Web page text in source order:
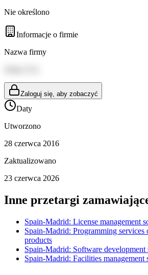
Nie określono
Informacje o firmie
Nazwa firmy
Zaloguj się, aby zobaczyć
Daty
Utworzono
28 czerwca 2016
Zaktualizowano
23 czerwca 2026
Inne przetargi
Spain-Madrid: License management
Spain-Madrid: Programming services
products
Spain-Madrid: Software development
Spain-Madrid: Facilities management